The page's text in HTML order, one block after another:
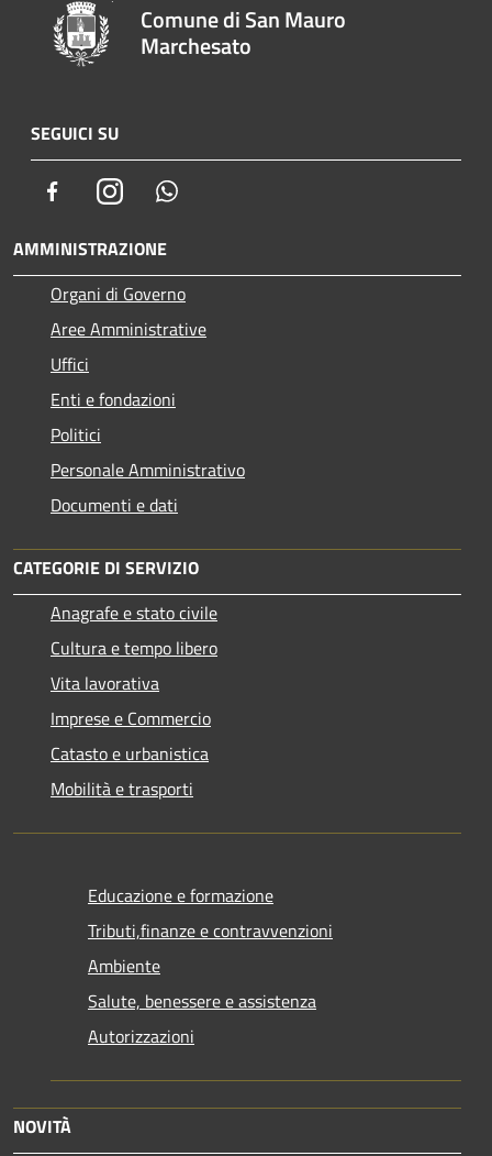
Comune di San Mauro
Marchesato
SEGUICI SU
FacebookInstagram
AMMINISTRAZIONE
Organi di Governo
Aree Amministrative
Uffici
Enti e fondazioni
Politici
Personale Amministrativo
Documenti e dati
CATEGORIE DI SERVIZIO
Anagrafe e stato civile
Cultura e tempo libero
Vita lavorativa
Imprese e Commercio
Catasto e urbanistica
Mobilità e trasporti
Educazione e formazione
Tributi,finanze e contravvenzioni
Ambiente
Salute, benessere e assistenza
Autorizzazioni
NOVITÀ